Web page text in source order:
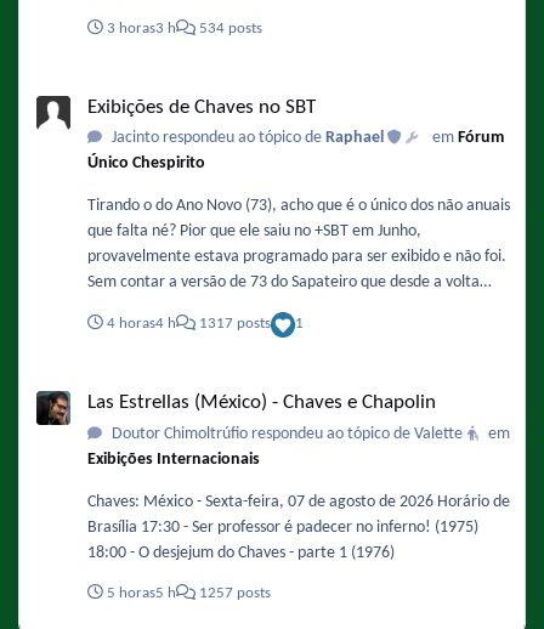
3 horas3 h 534 posts
Exibições de Chaves no SBT
Jacinto respondeu ao tópico de Raphael em Fórum
Único Chespirito
Tirando o do Ano Novo (73), acho que é o único dos não anuais
que falta né? Pior que ele saiu no +SBT em Junho,
provavelmente estava programado para ser exibido e não foi.
Sem contar a versão de 73 do Sapateiro que desde a volta
mão deu as caras, dava muito bem para exibir hoje no lugar
do episódio da Pichorra.
4 horas4 h 1317 posts 1
Las Estrellas (México) - Chaves e Chapolin
Doutor Chimoltrúfio respondeu ao tópico de Valette
em
Exibições Internacionais
Chaves: México - Sexta-feira, 07 de agosto de 2026 Horário de
Brasília 17:30 - Ser professor é padecer no inferno! (1975)
18:00 - O desjejum do Chaves - parte 1 (1976)
5 horas5 h 1257 posts